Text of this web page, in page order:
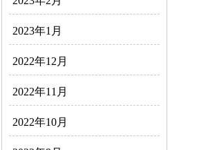
2023年1月
2022年12月
2022年11月
2022年10月